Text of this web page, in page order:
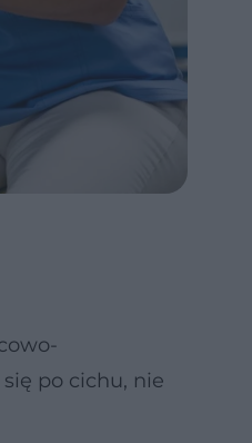
po cichu, nie